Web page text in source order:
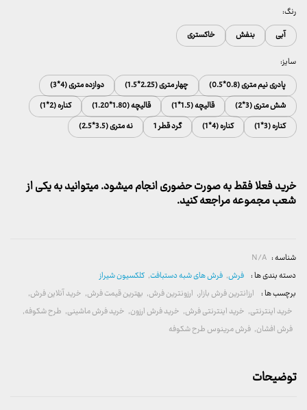
رنگ:
آبی
بنفش
خاکستری
سایز:
پادری نیم متری (0.8*0.5)
چهار متری (2.25*1.5)
دوازده متری (4*3)
شش متری (3*2)
قالیچه (1.5*1) قالیچه (1.80*1.20)
کناره (2*1)
کناره (3*1)
کناره (4*1) گرد قطر 1 نه متری (3.5*2.5)
خرید فعلا فقط به صورت حضوری انجام میشود. میتوانید به یکی از
شعب مجموعه مراجعه کنید.
شناسه : N/A
دسته بندی ها : فرش, فرش های شبه دستبافت, کلکسیون شیراز
برچسب ها : ارزانترین فرش بازار, ارزونترین فرش, بهترین قیمت فرش, خرید آنلاین فرش,
خرید اینترنتی, خرید اینترنتی فرش, خرید فرش ارزون, خرید فرش ماشینی, طرح شکوفه,
فرش افشان, فرش مرینوس طرح شکوفه
توضیحات